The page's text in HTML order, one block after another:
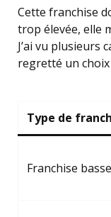
Cette franchise
trop élevée, elle
J’ai vu plusieurs
regretté un
Type de
Franchise basse